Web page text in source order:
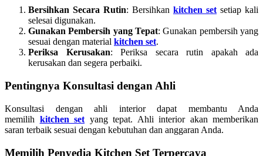
Bersihkan Secara Rutin: Bersihkan kitchen setsetiap kali
selesai digunakan.
Gunakan Pembersih yang Tepat: Gunakan pembersih yang
sesuai dengan material kitchen set.
Periksa Kerusakan: Periksa secara rutin apakah ada
kerusakan dan segera perbaiki.
Pentingnya Konsultasi dengan Ahli
Konsultasi dengan ahli interior dapat membantu Anda
memilih kitchen set yang tepat. Ahli interior akan memberikan
saran terbaik sesuai dengan kebutuhan dan anggaran Anda.
Memilih Penyedia Kitchen Set Terpercaya